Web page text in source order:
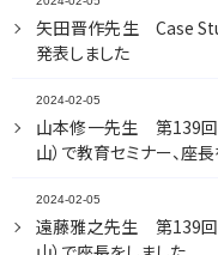
矢田晋作先生 Case
発表しました
2024-02-05
山本修一先生 第139回
山）で教育セミナー、座
2024-02-05
遠藤雅之先生 第139回